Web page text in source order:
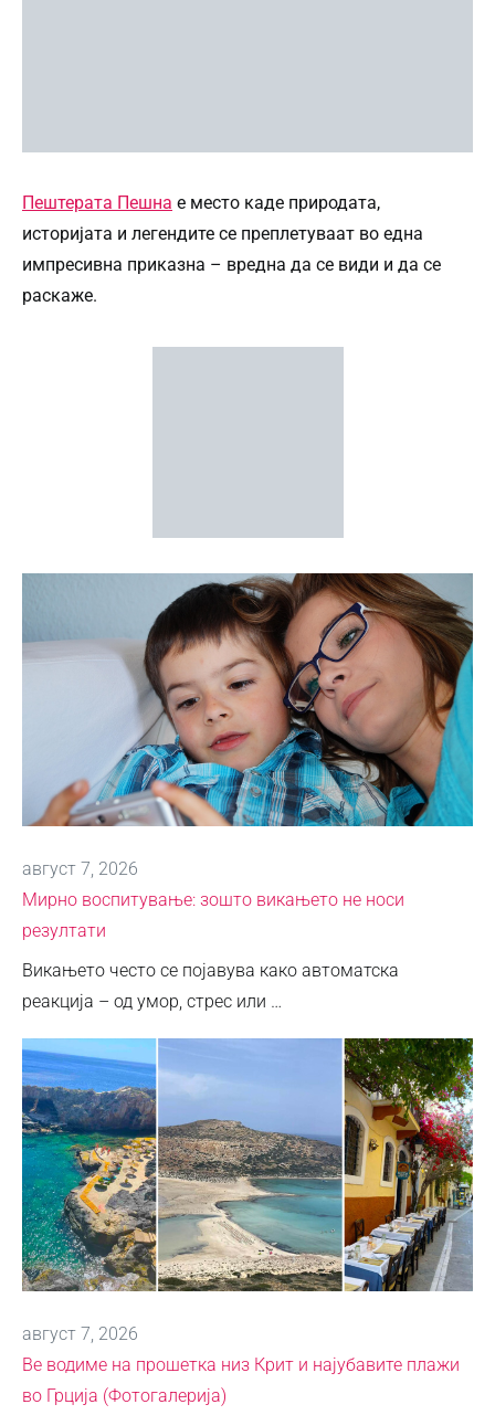
Пештерата Пешна е место каде природата,
историјата и легендите се преплетуваат во една
импресивна приказна – вредна да се види и да се
раскаже.
август 7, 2026
Мирно воспитување: зошто викањето не носи
резултати
Викањето често се појавува како автоматска
реакција – од умор, стрес или …
август 7, 2026
Ве водиме на прошетка низ Крит и најубавите плажи
во Грција (Фотогалерија)